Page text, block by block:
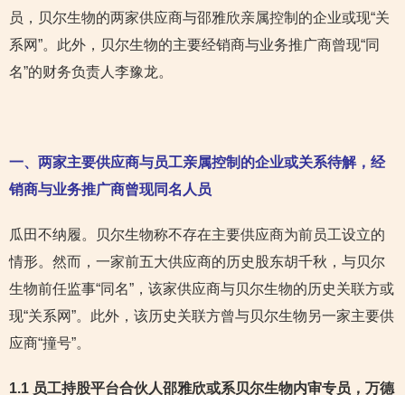
员，贝尔生物的两家供应商与邵雅欣亲属控制的企业或现“关
系网”。此外，贝尔生物的主要经销商与业务推广商曾现“同
名”的财务负责人李豫龙。
一、两家主要供应商与员工亲属控制的企业或关系待解， 经
销商与业务推广商曾现同名人员
瓜田不纳履。贝尔生物称不存在主要供应商为前员工设立的
情形。然而，一家前五大供应商的历史股东胡千秋，与贝尔
生物前任监事“同名”，该家供应商与贝尔生物的历史关联方或
现“关系网”。此外，该历史关联方曾与贝尔生物另一家主要供
应商“撞号”。
1.1 员工持股平台合伙人邵雅欣或系贝尔生物内审专员，万德